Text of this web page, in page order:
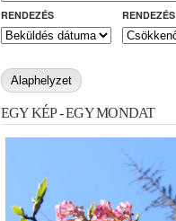
RENDEZÉS RENDEZÉS
EGY KÉP - EGY MONDAT